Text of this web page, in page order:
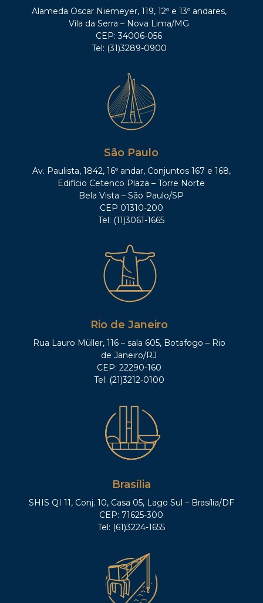
Alameda Oscar Niemeyer, 119, 12º e 13º andares,
Vila da Serra – Nova Lima/MG
CEP: 34006-056
Tel: (31)3289-0900
São Paulo
Av. Paulista, 1842, 16º andar, Conjuntos 167 e 168,
Edifício Cetenco Plaza – Torre Norte
Bela Vista – São Paulo/SP
CEP 01310-200
Tel: (11)3061-1665
Rio de Janeiro
Rua Lauro Müller, 116 – sala 605, Botafogo – Rio
de Janeiro/RJ
CEP: 22290-160
Tel: (21)3212-0100
Brasília
SHIS QI 11, Conj. 10, Casa 05, Lago Sul – Brasília/DF
CEP: 71625-300
Tel: (61)3224-1655